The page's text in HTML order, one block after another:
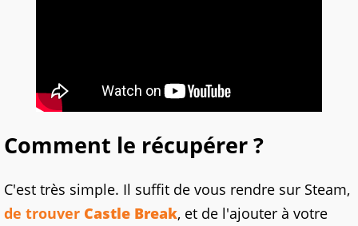
Comment le récupérer ?
C'est très simple. Il suffit de vous rendre sur Steam,
de trouver Castle Break, et de l'ajouter à votre